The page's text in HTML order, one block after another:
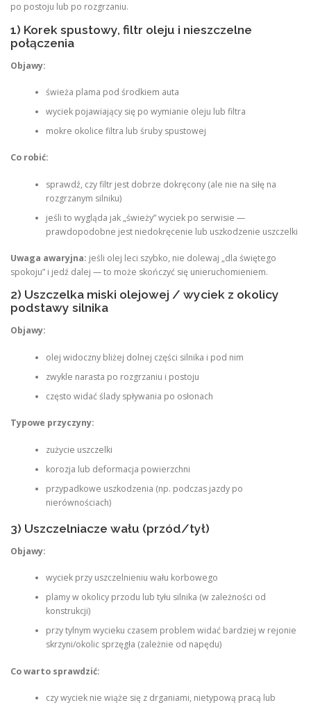
po postoju lub po rozgrzaniu.
1) Korek spustowy, filtr oleju i nieszczelne
połączenia
Objawy:
świeża plama pod środkiem auta
wyciek pojawiający się po wymianie oleju lub filtra
mokre okolice filtra lub śruby spustowej
Co robić:
sprawdź, czy filtr jest dobrze dokręcony (ale nie na siłę na
rozgrzanym silniku)
jeśli to wygląda jak „świeży” wyciek po serwisie —
prawdopodobne jest niedokręcenie lub uszkodzenie uszczelki
Uwaga awaryjna: jeśli olej leci szybko, nie dolewaj „dla świętego
spokoju” i jedź dalej — to może skończyć się unieruchomieniem.
2) Uszczelka miski olejowej / wyciek z okolicy
podstawy silnika
Objawy:
olej widoczny bliżej dolnej części silnika i pod nim
zwykle narasta po rozgrzaniu i postoju
często widać ślady spływania po osłonach
Typowe przyczyny:
zużycie uszczelki
korozja lub deformacja powierzchni
przypadkowe uszkodzenia (np. podczas jazdy po
nierównościach)
3) Uszczelniacze wału (przód/tył)
Objawy:
wyciek przy uszczelnieniu wału korbowego
plamy w okolicy przodu lub tyłu silnika (w zależności od
konstrukcji)
przy tylnym wycieku czasem problem widać bardziej w rejonie
skrzyni/okolic sprzęgła (zależnie od napędu)
Co warto sprawdzić:
czy wyciek nie wiąże się z drganiami, nietypową pracą lub